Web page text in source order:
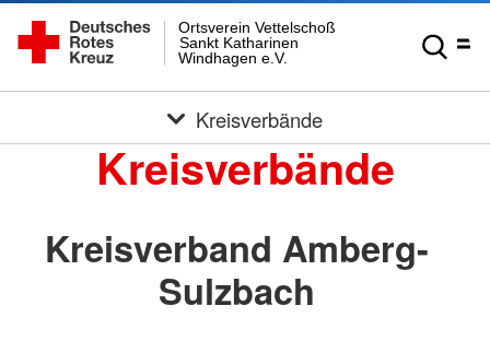
Windhagen e.V.
Sankt Katharinen
Ortsverein Vettelschoß
Kreisverbände
Kreisverbände
Kreisverband Amberg-
Sulzbach